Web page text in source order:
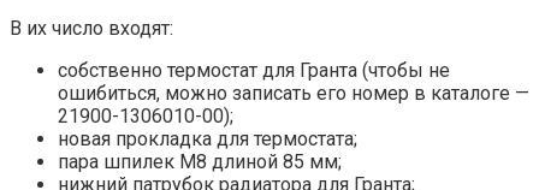
В их число входят:
собственно термостат для Гранта (чтобы не
ошибиться, можно записать его номер в каталоге —
21900-1306010-00);
новая прокладка для термостата;
пара шпилек М8 длиной 85 мм;
нижний патрубок радиатора для Гранта;